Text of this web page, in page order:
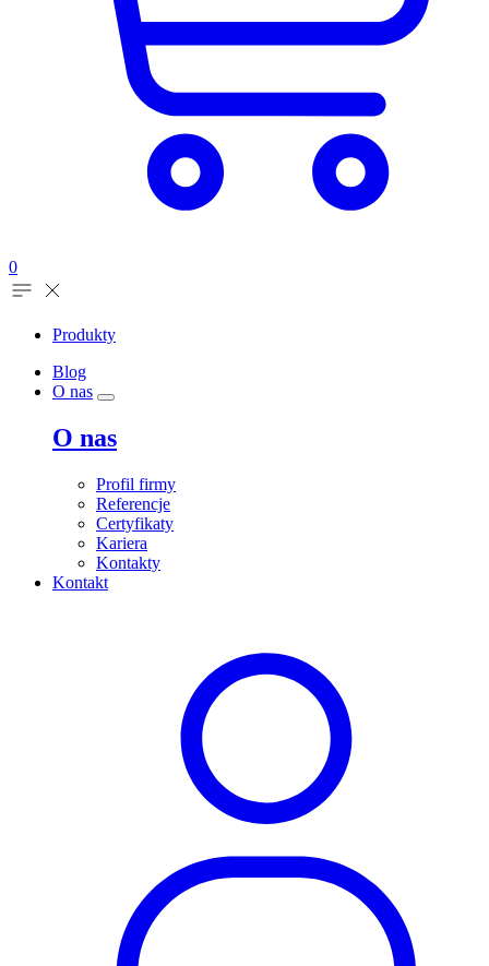
0
Produkty
Blog
O nas
O nas
Profil firmy
Referencje
Certyfikaty
Kariera
Kontakty
Kontakt